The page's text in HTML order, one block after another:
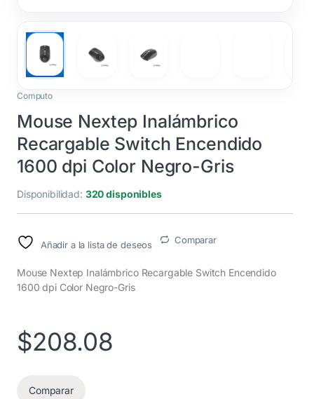
Computo
Mouse Nextep Inalámbrico
Recargable Switch Encendido
1600 dpi Color Negro-Gris
Disponibilidad: 320 disponibles
Añadir a la lista de deseos Comparar
Mouse Nextep Inalámbrico Recargable Switch Encendido
1600 dpi Color Negro-Gris
$208.08
Comparar